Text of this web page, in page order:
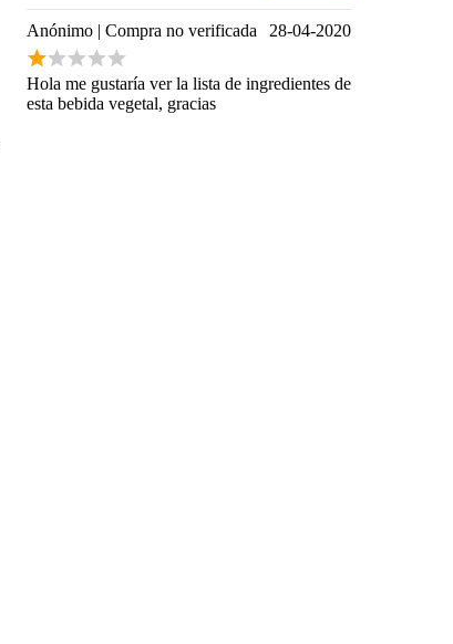
Anónimo | Compra no verificada 28-04-2020
Hola me gustaría ver la lista de ingredientes de
esta bebida vegetal, gracias